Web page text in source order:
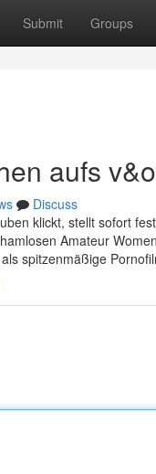
Submit Groups
aufs
Discuss
klickt, stellt sofort
Amateur
spitzenmäßige